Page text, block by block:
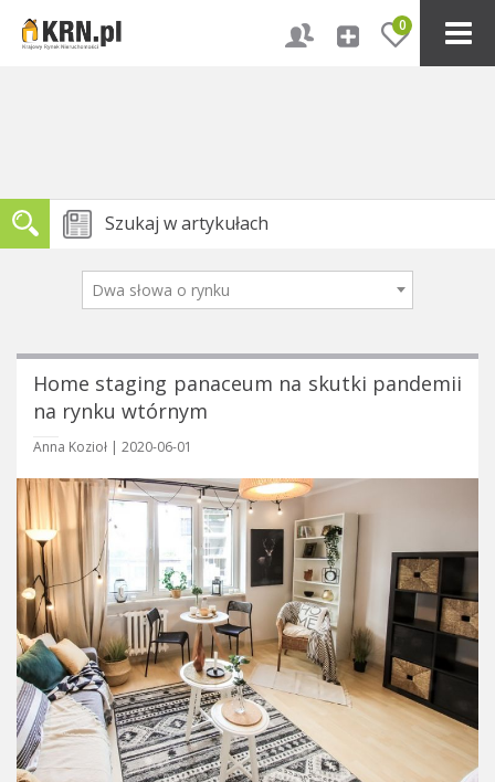
0
Dwa słowa o rynku
Home staging panaceum na skutki pandemii
na rynku wtórnym
Anna Kozioł | 2020-06-01